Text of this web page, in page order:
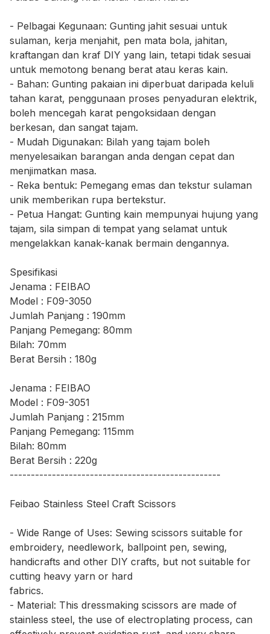
- Pelbagai Kegunaan: Gunting jahit sesuai untuk
sulaman, kerja menjahit, pen mata bola, jahitan,
kraftangan dan kraf DIY yang lain, tetapi tidak sesuai
untuk memotong benang berat atau keras kain.
- Bahan: Gunting pakaian ini diperbuat daripada keluli
tahan karat, penggunaan proses penyaduran elektrik,
boleh mencegah karat pengoksidaan dengan
berkesan, dan sangat tajam.
- Mudah Digunakan: Bilah yang tajam boleh
menyelesaikan barangan anda dengan cepat dan
menjimatkan masa.
- Reka bentuk: Pemegang emas dan tekstur sulaman
unik memberikan rupa bertekstur.
- Petua Hangat: Gunting kain mempunyai hujung yang
tajam, sila simpan di tempat yang selamat untuk
mengelakkan kanak-kanak bermain dengannya.
Spesifikasi
Jenama : FEIBAO
Model : F09-3050
Jumlah Panjang : 190mm
Panjang Pemegang: 80mm
Bilah: 70mm
Berat Bersih : 180g
Jenama : FEIBAO
Model : F09-3051
Jumlah Panjang : 215mm
Panjang Pemegang: 115mm
Bilah: 80mm
Berat Bersih : 220g
--------------------------------------------------
Feibao Stainless Steel Craft Scissors
- Wide Range of Uses: Sewing scissors suitable for
embroidery, needlework, ballpoint pen, sewing,
handicrafts and other DIY crafts, but not suitable for
cutting heavy yarn or hard
fabrics.
- Material: This dressmaking scissors are made of
stainless steel, the use of electroplating process, can